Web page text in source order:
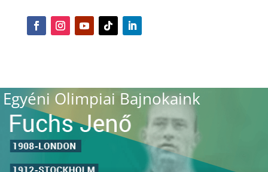
Egyéni Olimpiai Bajnokaink